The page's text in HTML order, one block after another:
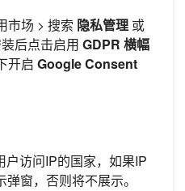
市场 > 搜索 隐私管理 或
后点击启用 GDPR 横幅
开启 Google Consent
访问IP的国家，如果IP
窗，否则将不展示。